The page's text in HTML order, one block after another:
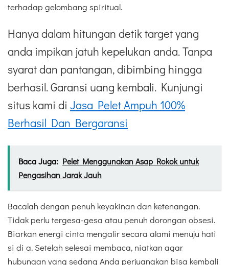
terhadap gelombang spiritual.
Hanya dalam hitungan detik target yang
anda impikan jatuh kepelukan anda. Tanpa
syarat dan pantangan, dibimbing hingga
berhasil. Garansi uang kembali. Kunjungi
situs kami di Jasa Pelet Ampuh 100%
Berhasil Dan Bergaransi
Baca Juga: Pelet Menggunakan Asap Rokok untuk
Pengasihan Jarak Jauh
Bacalah dengan penuh keyakinan dan ketenangan.
Tidak perlu tergesa-gesa atau penuh dorongan obsesi.
Biarkan energi cinta mengalir secara alami menuju hati
si di a. Setelah selesai membaca, niatkan agar
hubungan yang sedang Anda perjuangkan bisa kembali